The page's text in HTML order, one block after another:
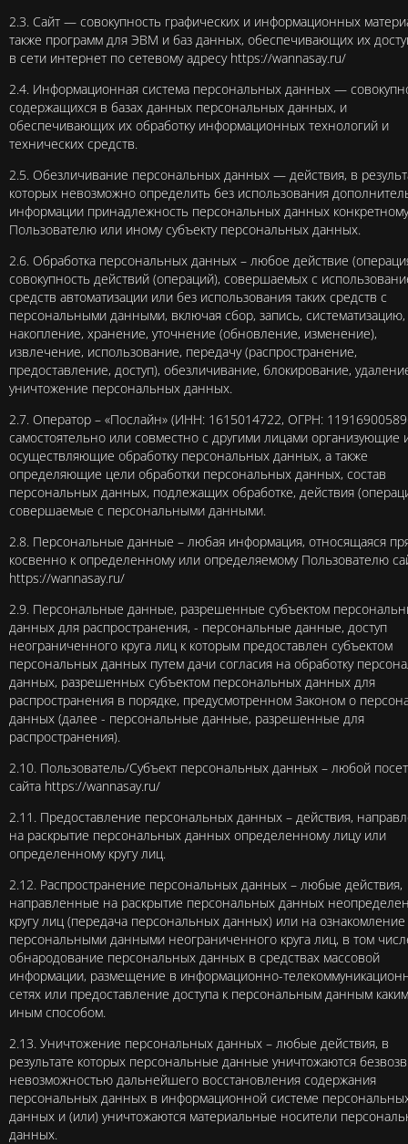
2.3. Сайт — совокупность графических и информационных
также программ для ЭВМ и баз данных, обеспечивающих их
в сети интернет по сетевому адресу https://wannasay.ru/
2.4. Информационная система персональных данных —
содержащихся в базах данных персональных данных, и
обеспечивающих их обработку информационных технологий и
технических средств.
2.5. Обезличивание персональных данных — действия, в
которых невозможно определить без использования
информации принадлежность персональных данных конкретному
Пользователю или иному субъекту персональных данных.
2.6. Обработка персональных данных – любое действие
совокупность действий (операций), совершаемых с
средств автоматизации или без использования таких средств с
персональными данными, включая сбор, запись, систематизацию,
накопление, хранение, уточнение (обновление, изменение),
извлечение, использование, передачу (распространение,
предоставление, доступ), обезличивание, блокирование,
уничтожение персональных данных.
2.7. Оператор – «Послайн» (ИНН: 1615014722, ОГРН:
самостоятельно или совместно с другими лицами организующие
осуществляющие обработку персональных данных, а также
определяющие цели обработки персональных данных, состав
персональных данных, подлежащих обработке, действия
совершаемые с персональными данными.
2.8. Персональные данные – любая информация, относящаяся
косвенно к определенному или определяемому Пользователю
https://wannasay.ru/
2.9. Персональные данные, разрешенные субъектом
данных для распространения, - персональные данные, доступ
неограниченного круга лиц к которым предоставлен субъектом
персональных данных путем дачи согласия на обработку
данных, разрешенных субъектом персональных данных для
распространения в порядке, предусмотренном Законом о
данных (далее - персональные данные, разрешенные для
распространения).
2.10. Пользователь/Субъект персональных данных – любой
сайта https://wannasay.ru/
2.11. Предоставление персональных данных – действия,
на раскрытие персональных данных определенному лицу или
определенному кругу лиц.
2.12. Распространение персональных данных – любые действия,
направленные на раскрытие персональных данных
кругу лиц (передача персональных данных) или на ознакомление
персональными данными неограниченного круга лиц, в том
обнародование персональных данных в средствах массовой
информации, размещение в информационно-
сетях или предоставление доступа к персональным данным
иным способом.
2.13. Уничтожение персональных данных – любые действия, в
результате которых персональные данные уничтожаются
невозможностью дальнейшего восстановления содержания
персональных данных в информационной системе
данных и (или) уничтожаются материальные носители
данных.